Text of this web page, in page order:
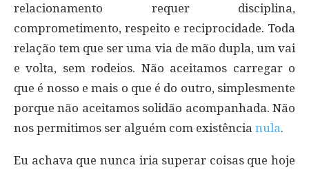
relacionamento requer disciplina,
comprometimento, respeito e reciprocidade. Toda
relação tem que ser uma via de mão dupla, um vai
e volta, sem rodeios. Não aceitamos carregar o
que é nosso e mais o que é do outro, simplesmente
porque não aceitamos solidão acompanhada. Não
nos permitimos ser alguém com existência nula.
Eu achava que nunca iria superar coisas que hoje